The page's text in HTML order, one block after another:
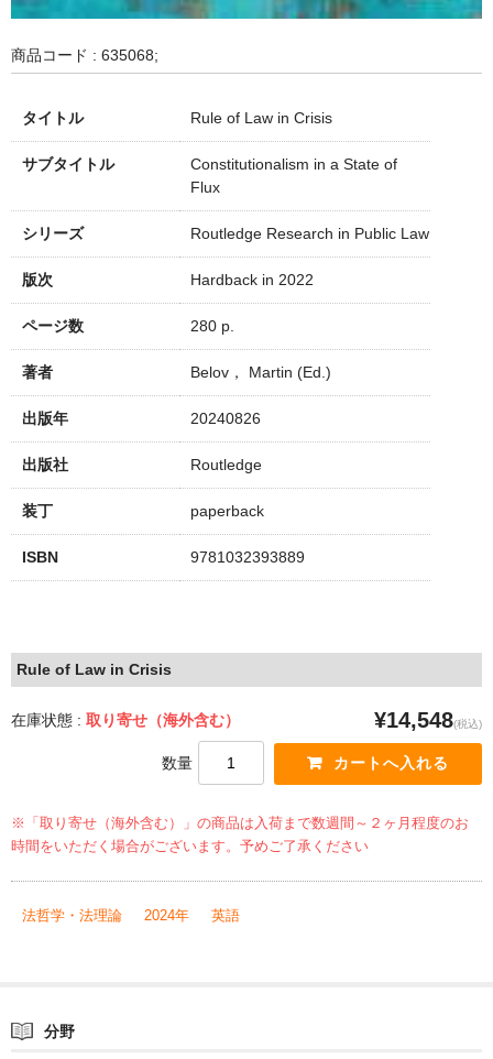
商品コード : 635068;
タイトル Rule of Law in Crisis
サブタイトル
Constitutionalism in a State of
Flux
シリーズ Routledge Research in Public Law
版次 Hardback in 2022
ページ数 280 p.
著者 Belov， Martin (Ed.)
出版年 20240826
出版社 Routledge
装丁 paperback
ISBN 9781032393889
Rule of Law in Crisis
在庫状態 : 取り寄せ（海外含む） ¥14,548(税込)
数量
※「取り寄せ（海外含む）」の商品は入荷まで数週間～２ヶ月程度のお
時間をいただく場合がございます。予めご了承ください
法哲学・法理論 2024年 英語
分野